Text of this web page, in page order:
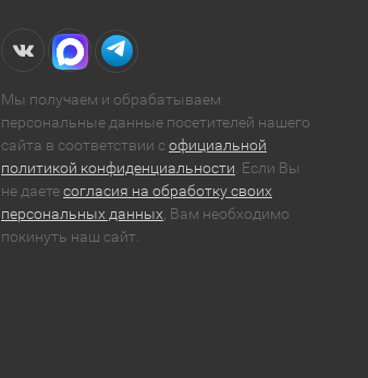
Мы получаем и обрабатываем
персональные данные посетителей нашего
сайта в соответствии софициальной
политикой конфиденциальности . Если Вы
не даетесогласия на обработку своих
персональных данных , Вам необходимо
покинуть наш сайт.